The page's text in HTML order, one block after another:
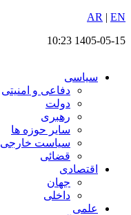
پرش
محتوا
AR | EN
1405-05-15 10:23
سیاسی
دفاعی و امنیتی
دولت
رهبری
سایر حوزه ها
سیاست خارجی
قضائی
اقتصادی
جهان
داخلی
علمی